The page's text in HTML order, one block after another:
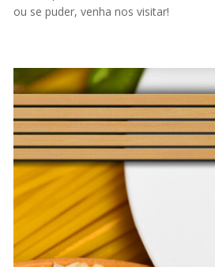
ou se puder, venha nos visitar!